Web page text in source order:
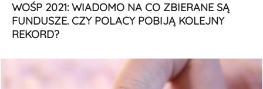
WOŚP 2021: WIADOMO NA CO ZBIERANE SĄ
FUNDUSZE. CZY POLACY POBIJĄ KOLEJNY
REKORD?